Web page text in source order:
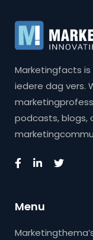
Marketingfacts
iedere dag vers.
podcasts, blogs,
Menu